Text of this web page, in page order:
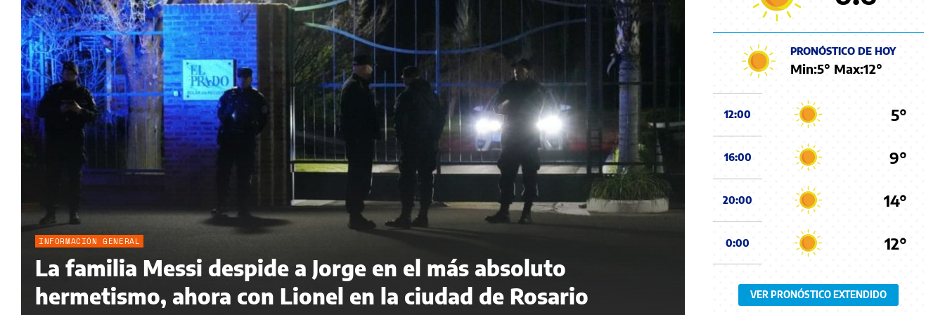
INFORMACIÓN GENERAL
La familia Messi despide a Jorge en el más absoluto
hermetismo, ahora con Lionel en la ciudad de Rosario
PRONÓSTICO DE HOY
Min:5° Max:12°
12:00 5°
16:00 9°
20:00 14°
0:00 12°
VER PRONÓSTICO EXTENDIDO